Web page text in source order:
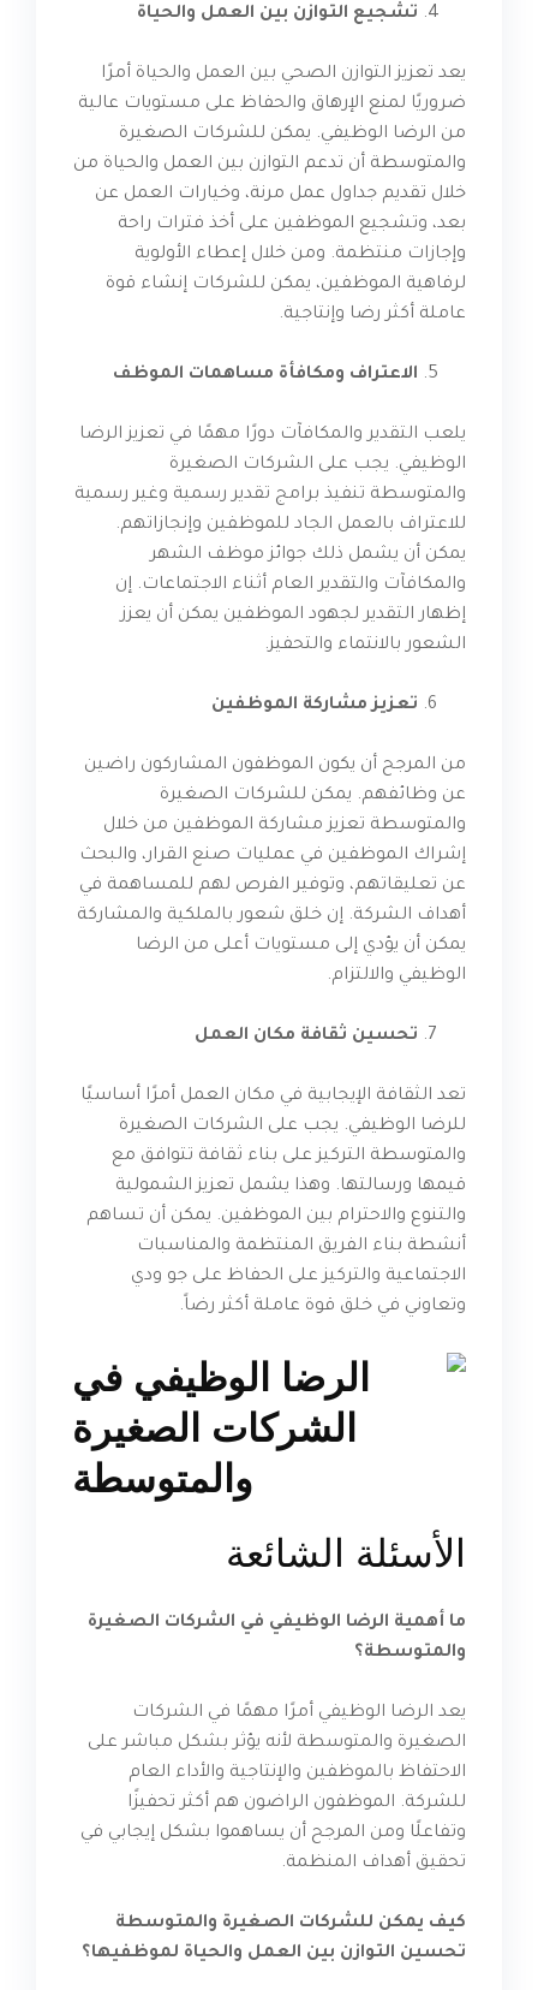
تشجيع التوازن بين العمل والحياة
يعد تعزيز التوازن الصحي بين العمل والحياة أمرًا
ضروريًا لمنع الإرهاق والحفاظ على مستويات عالية
من الرضا الوظيفي. يمكن للشركات الصغيرة
والمتوسطة أن تدعم التوازن بين العمل والحياة من
خلال تقديم جداول عمل مرنة، وخيارات العمل عن
بعد، وتشجيع الموظفين على أخذ فترات راحة
وإجازات منتظمة. ومن خلال إعطاء الأولوية
لرفاهية الموظفين، يمكن للشركات إنشاء قوة
عاملة أكثر رضا وإنتاجية.
الاعتراف ومكافأة مساهمات الموظف
يلعب التقدير والمكافآت دورًا مهمًا في تعزيز الرضا
الوظيفي. يجب على الشركات الصغيرة
والمتوسطة تنفيذ برامج تقدير رسمية وغير رسمية
للاعتراف بالعمل الجاد للموظفين وإنجازاتهم.
يمكن أن يشمل ذلك جوائز موظف الشهر
والمكافآت والتقدير العام أثناء الاجتماعات. إن
إظهار التقدير لجهود الموظفين يمكن أن يعزز
الشعور بالانتماء والتحفيز.
تعزيز مشاركة الموظفين
من المرجح أن يكون الموظفون المشاركون راضين
عن وظائفهم. يمكن للشركات الصغيرة
والمتوسطة تعزيز مشاركة الموظفين من خلال
إشراك الموظفين في عمليات صنع القرار، والبحث
عن تعليقاتهم، وتوفير الفرص لهم للمساهمة في
أهداف الشركة. إن خلق شعور بالملكية والمشاركة
يمكن أن يؤدي إلى مستويات أعلى من الرضا
الوظيفي والالتزام.
تحسين ثقافة مكان العمل
تعد الثقافة الإيجابية في مكان العمل أمرًا أساسيًا
للرضا الوظيفي. يجب على الشركات الصغيرة
والمتوسطة التركيز على بناء ثقافة تتوافق مع
قيمها ورسالتها. وهذا يشمل تعزيز الشمولية
والتنوع والاحترام بين الموظفين. يمكن أن تساهم
أنشطة بناء الفريق المنتظمة والمناسبات
الاجتماعية والتركيز على الحفاظ على جو ودي
وتعاوني في خلق قوة عاملة أكثر رضاً.
الأسئلة الشائعة
ما أهمية الرضا الوظيفي في الشركات الصغيرة
والمتوسطة؟
يعد الرضا الوظيفي أمرًا مهمًا في الشركات
الصغيرة والمتوسطة لأنه يؤثر بشكل مباشر على
الاحتفاظ بالموظفين والإنتاجية والأداء العام
للشركة. الموظفون الراضون هم أكثر تحفيزًا
وتفاعلًا ومن المرجح أن يساهموا بشكل إيجابي في
تحقيق أهداف المنظمة.
كيف يمكن للشركات الصغيرة والمتوسطة
تحسين التوازن بين العمل والحياة لموظفيها؟